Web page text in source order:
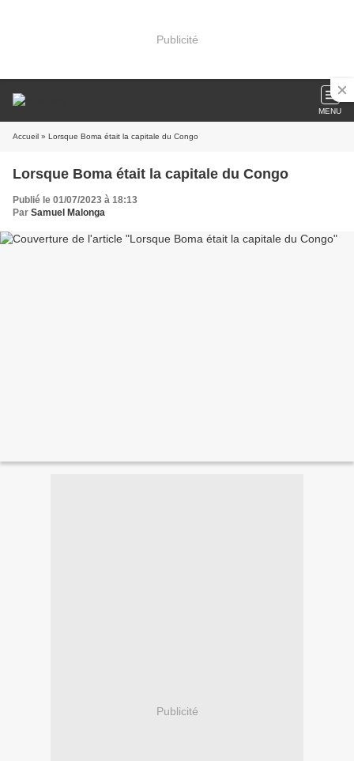
Publicité
MENU
Accueil » Lorsque Boma était la capitale du Congo
Lorsque Boma était la capitale du Congo
Publié le 01/07/2023 à 18:13
Par Samuel Malonga
Publicité